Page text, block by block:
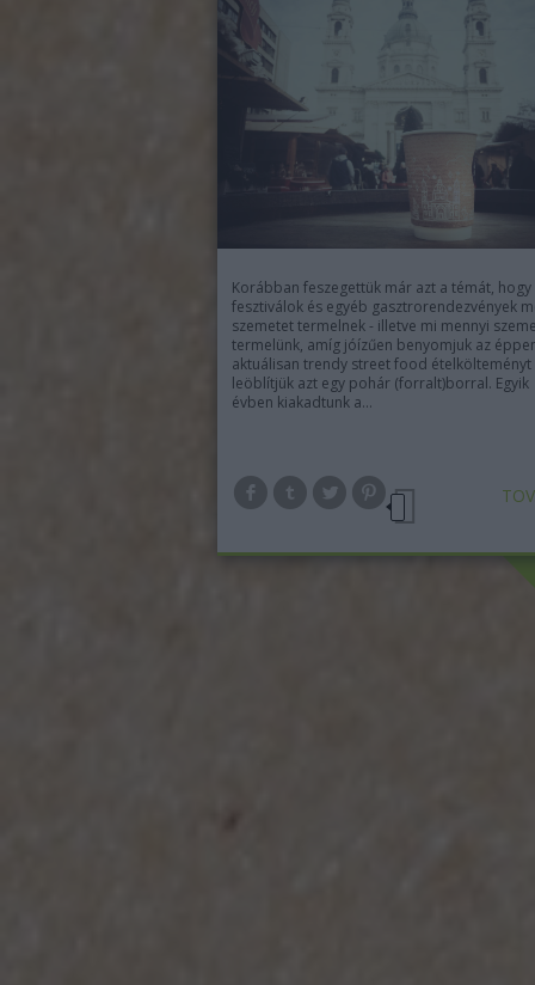
Korábban feszegettük már azt a témát, hogy
fesztiválok és egyéb gasztrorendezvények
szemetet termelnek - illetve mi mennyi
termelünk, amíg jóízűen benyomjuk az
aktuálisan trendy street food ételkölteményt
leöblítjük azt egy pohár (forralt)borral. Egyik
évben kiakadtunk a…